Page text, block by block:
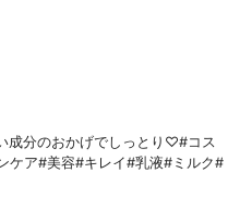
成分のおかげでしっとり♡#コス
ケア#美容#キレイ#乳液#ミルク#